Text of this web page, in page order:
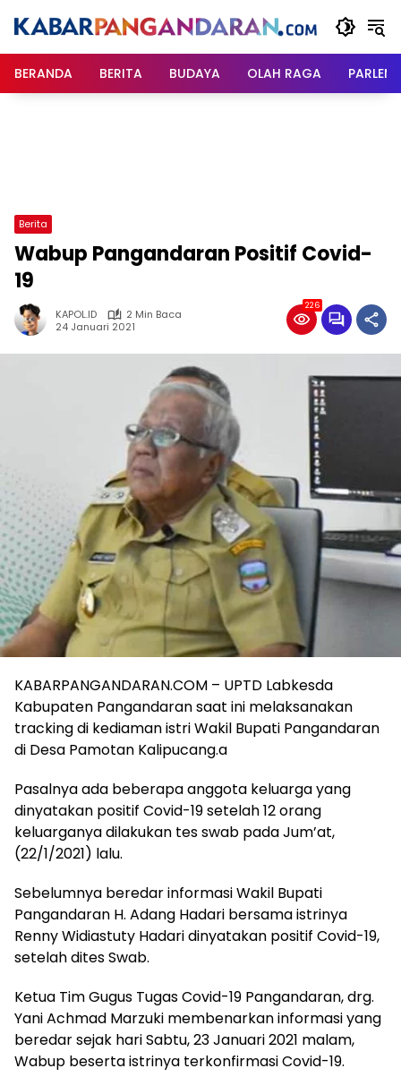
BERANDA
BERITA BUDAYA OLAH RAGA
Berita
Wabup Pangandaran Positif Covid-
19
KAPOL.ID
2 Min Baca
24 Januari 2021
226
KABARPANGANDARAN.COM – UPTD Labkesda
Kabupaten Pangandaran saat ini melaksanakan
tracking di kediaman istri Wakil Bupati Pangandaran
di Desa Pamotan Kalipucang.a
Pasalnya ada beberapa anggota keluarga yang
dinyatakan positif Covid-19 setelah 12 orang
keluarganya dilakukan tes swab pada Jum’at,
(22/1/2021) lalu.
Sebelumnya beredar informasi Wakil Bupati
Pangandaran H. Adang Hadari bersama istrinya
Renny Widiastuty Hadari dinyatakan positif Covid-19,
setelah dites Swab.
Ketua Tim Gugus Tugas Covid-19 Pangandaran, drg.
Yani Achmad Marzuki membenarkan informasi yang
beredar sejak hari Sabtu, 23 Januari 2021 malam,
Wabup beserta istrinya terkonfirmasi Covid-19.